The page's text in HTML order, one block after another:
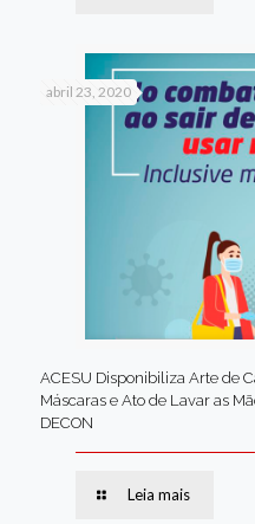
abril 23, 2020
ACESU Disponibiliza Arte de
Máscaras e Ato de Lavar as
DECON
Leia mais